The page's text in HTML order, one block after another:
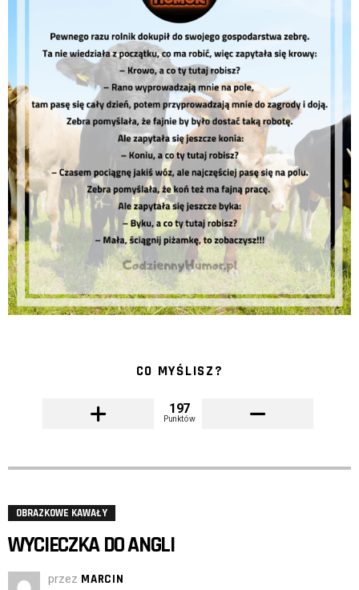
CO MYŚLISZ?
197
Punktów
OBRAZKOWE KAWAŁY
WYCIECZKA DO ANGLI
przez MARCIN